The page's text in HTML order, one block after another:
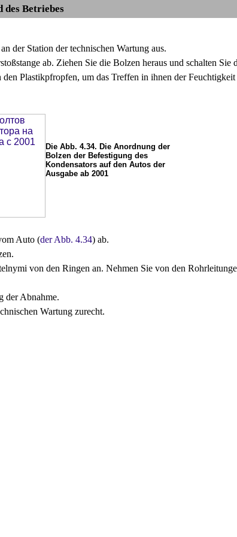
des Betriebes
der Station der technischen Wartung aus.
ab. Ziehen Sie die Bolzen heraus und schalten Sie
Plastikpfropfen, um das Treffen in ihnen der
Die Abb. 4.34. Die Anordnung der
Bolzen der Befestigung des
Kondensators auf den Autos der
Ausgabe ab 2001
Auto (der Abb. 4.34) ab.
von den Ringen an. Nehmen Sie von den
der Abnahme.
Wartung zurecht.